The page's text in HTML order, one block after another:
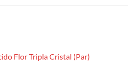
página
na
Flor Tripla Cristal (Par)